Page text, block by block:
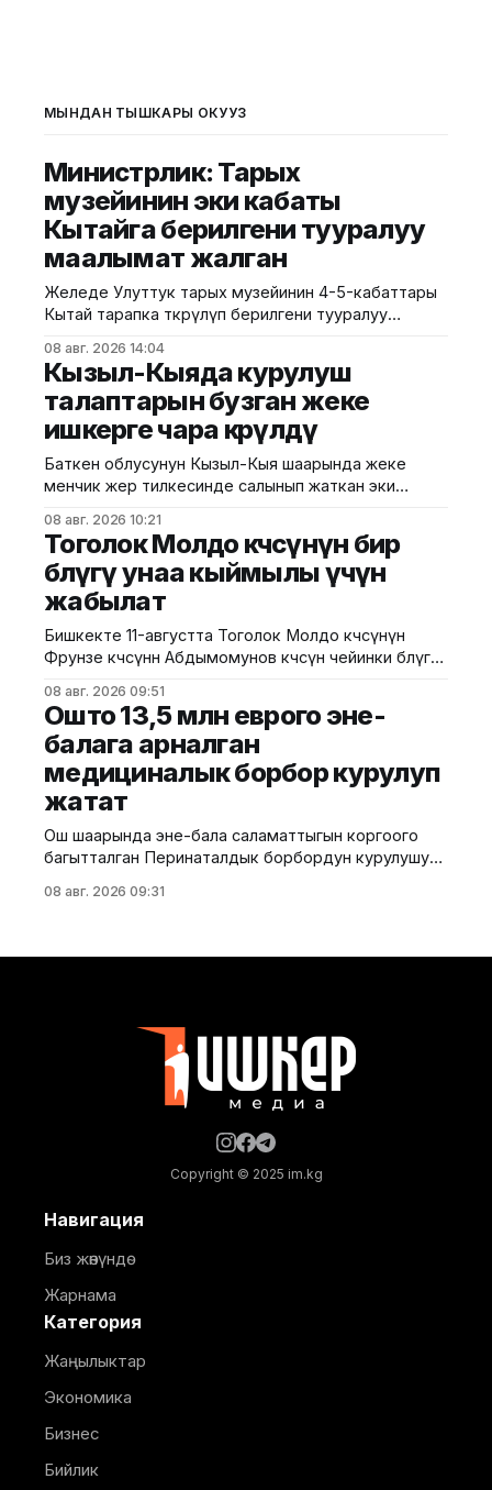
МЫНДАН ТЫШКАРЫ ОКУҢУЗ
Министрлик: Тарых
музейинин эки кабаты
Кытайга берилгени тууралуу
маалымат жалган
Желеде Улуттук тарых музейинин 4-5-кабаттары
Кытай тарапка өткөрүлүп берилгени тууралуу
Маданият, маалымат жана жаштар саясаты
министрлиги билдирди. Министрликтин
маалыматына караганда, музейдин эч бир бөлүгү
чет өлкөлүк мекемелерге менчикке, ижарага же
туруктуу пайдаланууга берилген эмес.
Белгилегендей, “Гармония сулуулукту жаратат:
Байыркы Кытай цивилизациясынын көркөм өнөр
08 авг. 2026 14:04
Кызыл-Кыяда курулуш
талаптарын бузган жеке
ишкерге чара көрүлдү
Баткен облусунун Кызыл-Кыя шаарында жеке
менчик жер тилкесинде салынып жаткан эки
бузуулар аныкталды. Бул тууралуу Курулуш,
архитектура жана турак жай-коммуналдык чарба
министрлигинин басма сөз кызматы билдирди.
Маалыматка ылайык, Кулатов көчөсүндө жайгашкан
жана долбоордук документтер таризделбестен
жүргүзүлгөн. Жер казууда
08 авг. 2026 10:21
Тоголок Молдо көчөсүнүн бир
бөлүгү унаа кыймылы үчүн
жабылат
Бишкекте 11-августта Тоголок Молдо көчөсүнүн
Фрунзе көчөсүнөн Абдымомунов көчөсүнө чейинки бөлүгү
мэриясынын билдиришкендей, аталган тилкеде
бул убакта курулуш иштери жүргүзүлөт. Ал эми
Фрунзе жана Панфилов көчөлөрүнүн кесилиши
кайрадан унаалар үчүн ачылат. Мэрия
айдоочуларды жол кыймылындагы убактылуу
өзгөрүүлөрдү эске алып, жол белгилеринин
талаптарын так
08 авг. 2026 09:51
Ошто 13,5 млн еврого эне-
балага арналган
медициналык борбор курулуп
жатат
Ош шаарында эне-бала саламаттыгын коргоого
багытталган Перинаталдык борбордун курулушу
министрлигинин басма сөз кызматы билдирди.
энелерге жана ымыркайларга
08 авг. 2026 09:31
Copyright © 2025 im.kg
Навигация
Биз жөнүндө
Жарнама
Категория
Жаңылыктар
Экономика
Бизнес
Бийлик